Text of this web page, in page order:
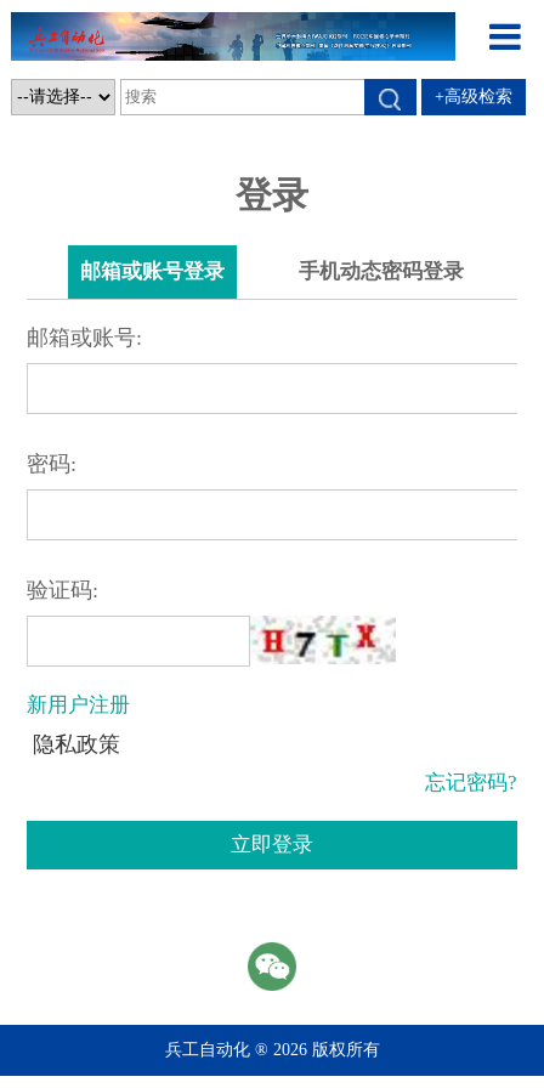
+高级检索
登录
邮箱或账号登录 手机动态密码登录
邮箱或账号:
密码:
验证码:
新用户注册
隐私政策
忘记密码?
立即登录
兵工自动化 ® 2026 版权所有